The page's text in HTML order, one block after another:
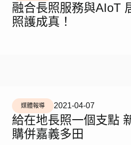
融合長照服務與AIoT
照護成真！
媒體報導 2021-04-07
給在地長照一個支點
購併嘉義多田